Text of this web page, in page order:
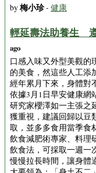
by梅小珍- 健康
輕延壽法助養生
ago
口感入味又外型美觀的
的美食，然這些人工添
經年累月下來，身體對
依據3月1日早安健康網
研究家櫻澤如一主張之
獲重視，建議回歸以豆
取，並多多食用當季食
飲食減肥術專家、料理
飲食法，可採取一週一
慢慢拉長時間，讓身體